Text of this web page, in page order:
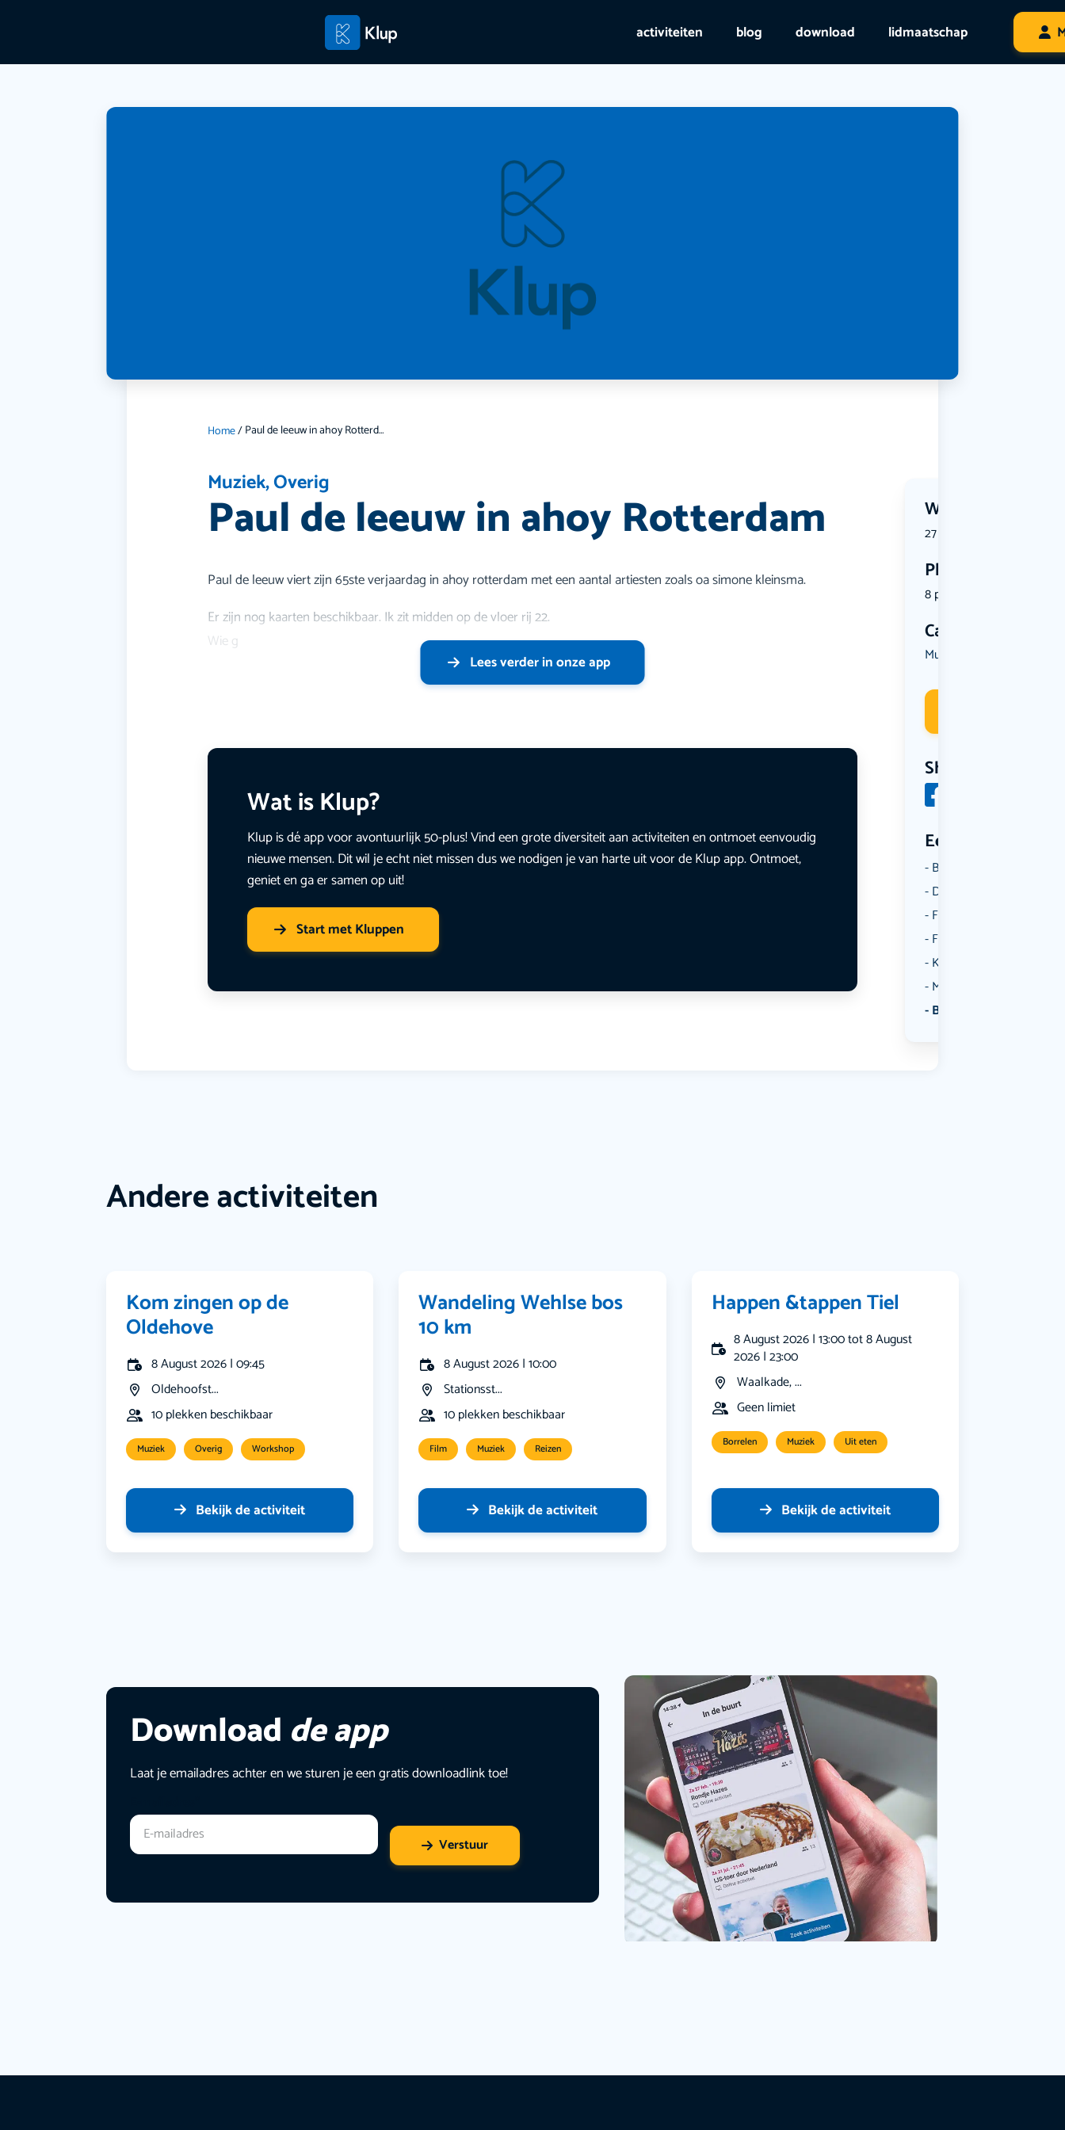
activiteiten blog download lidmaatschap
Home/ Paul de leeuw in ahoy Rotterdam
Muziek,Overig
Paul de leeuw in ahoy Rotterdam Wanneer?
27 March 2027 | 00:00
Plekken
8 plekken beschikbaar
Categorie
Muziek
Share
Een aantal
Borrelen
Dansen
Fietsen
Film
Kunst & Cultuur
Muziek
Bekijk alle categorieën
Paul de leeuw viert zijn 65ste verjaardag in ahoy rotterdam met een aantal artiesten zoals oa simone kleinsma.
Er zijn nog kaarten beschikbaar. Ik zit midden op de vloer rij 22.
Wie g
Lees verder in onze app
Wat is Klup?
Klup is dé app voor avontuurlijk 50-plus! Vind een grote diversiteit aan activiteiten en ontmoet eenvoudig
nieuwe mensen. Dit wil je echt niet missen dus we nodigen je van harte uit voor de Klup app. Ontmoet,
geniet en ga er samen op uit!
Start met Kluppen
Andere activiteiten
Kom zingen op de
Oldehove
8 August 2026 | 09:45
Oldehoofst...
10 plekken beschikbaar
Muziek Overig Workshop
Bekijk de activiteit
Wandeling Wehlse bos
10 km
8 August 2026 | 10:00
Stationsst...
10 plekken beschikbaar
Film Muziek Reizen
Bekijk de activiteit
Happen &tappen Tiel
8 August 2026 | 13:00 tot 8 August
2026 | 23:00
Waalkade, ...
Geen limiet
Borrelen Muziek Uit eten
Bekijk de activiteit
Download de app
Laat je emailadres achter en we sturen je een gratis downloadlink toe!
Verstuur